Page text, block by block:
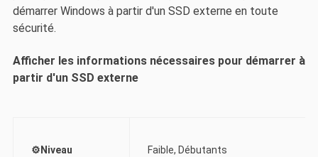
démarrer Windows à partir d'un SSD externe en toute
sécurité.
Afficher les informations nécessaires pour démarrer à
partir d'un SSD externe
⚙️Niveau
Faible, Débutants